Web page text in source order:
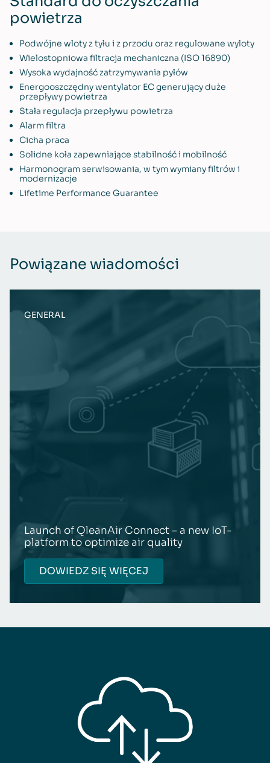
powietrza
Podwójne wloty z tyłu i z przodu oraz regulowane wyloty
Wielostopniowa filtracja mechaniczna (ISO 16890)
Wysoka wydajność zatrzymywania pyłów
Energooszczędny wentylator EC generujący duże
przepływy powietrza
Stała regulacja przepływu powietrza
Alarm filtra
Cicha praca
Solidne koła zapewniające stabilność i mobilność
Harmonogram serwisowania, w tym wymiany filtrów i
modernizacje
Lifetime Performance Guarantee
Powiązane wiadomości
GENERAL
Launch of QleanAir Connect – a new IoT-
platform to optimize air quality
DOWIEDZ SIĘ WIĘCEJ